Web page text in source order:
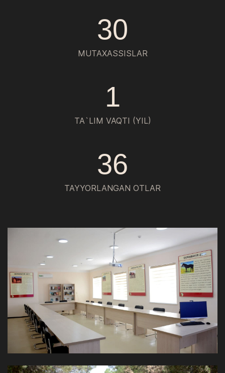
30
MUTAXASSISLAR
1
TA`LIM VAQTI (YIL)
36
TAYYORLANGAN OTLAR